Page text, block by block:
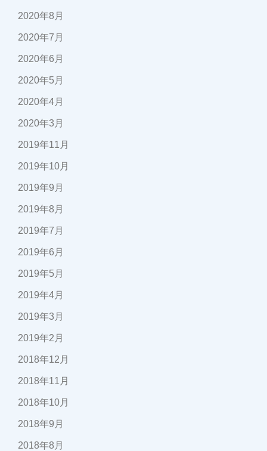
2020年8月
2020年7月
2020年6月
2020年5月
2020年4月
2020年3月
2019年11月
2019年10月
2019年9月
2019年8月
2019年7月
2019年6月
2019年5月
2019年4月
2019年3月
2019年2月
2018年12月
2018年11月
2018年10月
2018年9月
2018年8月